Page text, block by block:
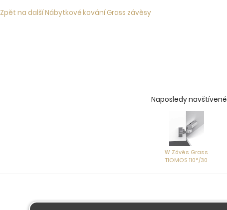
Zpět na další Nábytkové kování Grass závěsy
Naposledy navštívené
W Závěs Grass
TIOMOS 110°/30